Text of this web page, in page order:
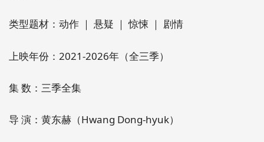
类型题材：动作 ｜ 悬疑 ｜ 惊悚 ｜ 剧情
上映年份：2021-2026年（全三季）
集 数：三季全集
导 演：黄东赫（Hwang Dong-hyuk）